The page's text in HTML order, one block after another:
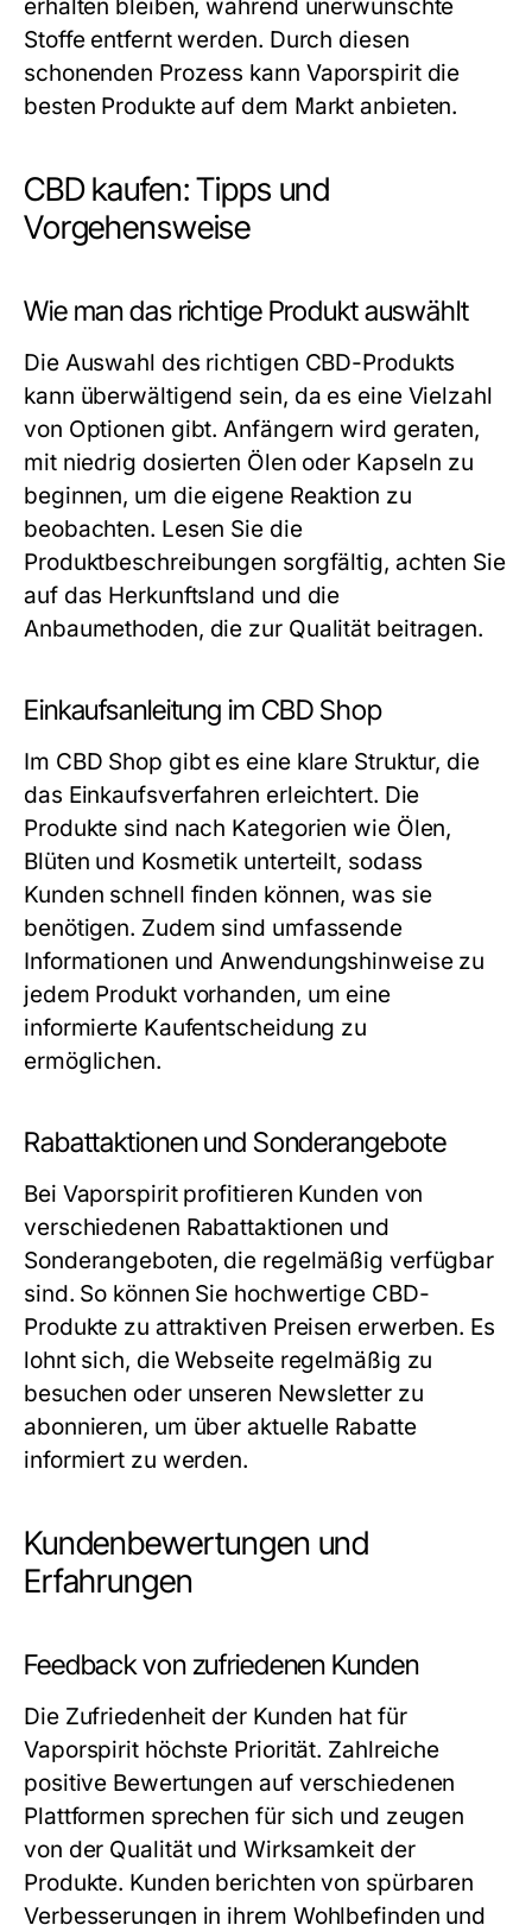
erhalten bleiben, während unerwünschte
Stoffe entfernt werden. Durch diesen
schonenden Prozess kann Vaporspirit die
besten Produkte auf dem Markt anbieten.
CBD kaufen: Tipps und
Vorgehensweise
Wie man das richtige Produkt auswählt
Die Auswahl des richtigen CBD-Produkts
kann überwältigend sein, da es eine Vielzahl
von Optionen gibt. Anfängern wird geraten,
mit niedrig dosierten Ölen oder Kapseln zu
beginnen, um die eigene Reaktion zu
beobachten. Lesen Sie die
Produktbeschreibungen sorgfältig, achten Sie
auf das Herkunftsland und die
Anbaumethoden, die zur Qualität beitragen.
Einkaufsanleitung im CBD Shop
Im CBD Shop gibt es eine klare Struktur, die
das Einkaufsverfahren erleichtert. Die
Produkte sind nach Kategorien wie Ölen,
Blüten und Kosmetik unterteilt, sodass
Kunden schnell finden können, was sie
benötigen. Zudem sind umfassende
Informationen und Anwendungshinweise zu
jedem Produkt vorhanden, um eine
informierte Kaufentscheidung zu
ermöglichen.
Rabattaktionen und Sonderangebote
Bei Vaporspirit profitieren Kunden von
verschiedenen Rabattaktionen und
Sonderangeboten, die regelmäßig verfügbar
sind. So können Sie hochwertige CBD-
Produkte zu attraktiven Preisen erwerben. Es
lohnt sich, die Webseite regelmäßig zu
besuchen oder unseren Newsletter zu
abonnieren, um über aktuelle Rabatte
informiert zu werden.
Kundenbewertungen und
Erfahrungen
Feedback von zufriedenen Kunden
Die Zufriedenheit der Kunden hat für
Vaporspirit höchste Priorität. Zahlreiche
positive Bewertungen auf verschiedenen
Plattformen sprechen für sich und zeugen
von der Qualität und Wirksamkeit der
Produkte. Kunden berichten von spürbaren
Verbesserungen in ihrem Wohlbefinden und